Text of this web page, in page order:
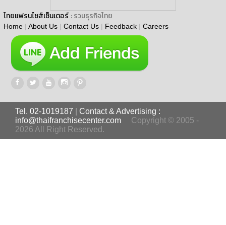
ไทยแฟรนไชส์เซ็นเตอร์ : รวมธุรกิจไทย
Home | About Us | Contact Us | Feedback | Careers
Tel. 02-1019187
Contact & Advertising :
info@thaifranchisecenter.com
Copyright © 2005 -
2026 All Right Reserved.